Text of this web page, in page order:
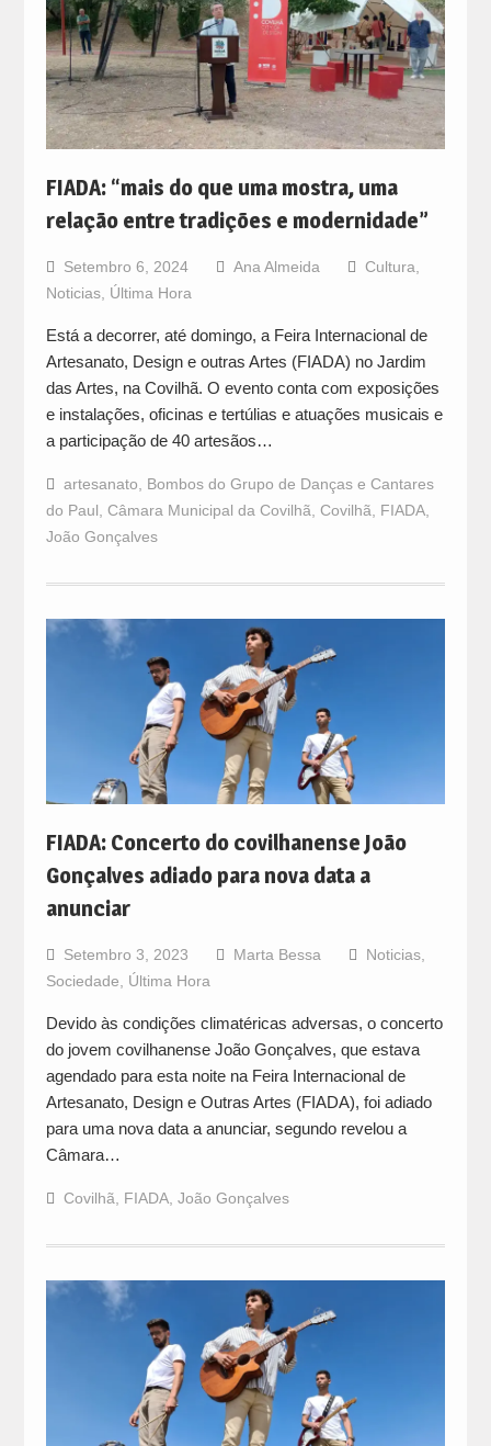
FIADA: “mais do que uma mostra, uma
relação entre tradições e modernidade”
Setembro 6, 2024 Ana Almeida Cultura
Noticias, Última Hora
Está a decorrer, até domingo, a Feira Internacional de
Artesanato, Design e outras Artes (FIADA) no Jardim
das Artes, na Covilhã. O evento conta com exposições
e instalações, oficinas e tertúlias e atuações musicais e
a participação de 40 artesãos…
artesanato
Bombos do Grupo de Danças e Cantares
do Paul Câmara Municipal da Covilhã Covilhã FIADA,
João Gonçalves
FIADA: Concerto do covilhanense João
Gonçalves adiado para nova data a
anunciar
Setembro 3, 2023 Marta Bessa Noticias,
Sociedade, Última Hora
Devido às condições climatéricas adversas, o concerto
do jovem covilhanense João Gonçalves, que estava
agendado para esta noite na Feira Internacional de
Artesanato, Design e Outras Artes (FIADA), foi adiado
para uma nova data a anunciar, segundo revelou a
Câmara…
Covilhã, FIADA, João Gonçalves